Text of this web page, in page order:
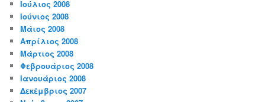
Ιούλιος 2008
Ιούνιος 2008
Μάιος 2008
Απρίλιος 2008
Μάρτιος 2008
Φεβρουάριος 2008
Ιανουάριος 2008
Δεκέμβριος 2007